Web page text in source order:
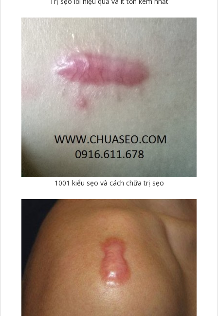
1001 kiểu sẹo và cách chữa trị sẹo